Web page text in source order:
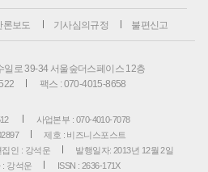
론보도 기사심의규정 불편신고
일로 39-34 서울숲더스페이스 12층
팩스 : 070-4015-8658
사업본부 : 070-4010-7078
제호 : 비즈니스포스트
집인 : 강석운
발행일자: 2013년 12월 2일
: 강석운
ISSN : 2636-171X